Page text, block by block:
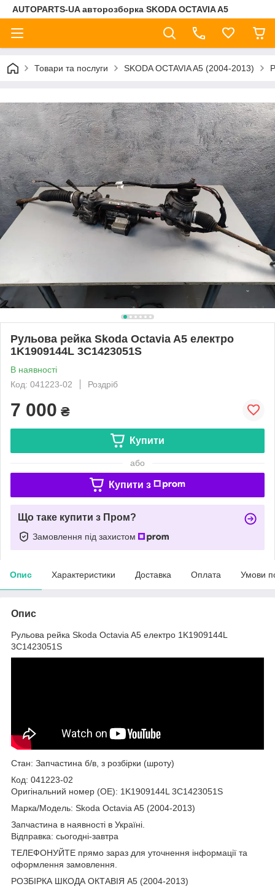
AUTOPARTS-UA авторозборка SKODA OCTAVIA A5
Товари та послуги SKODA OCTAVIA A5 (2004-2013)
Рульова рейка Skoda Octavia A5 електро
1K1909144L 3C1423051S
В наявності
Код: 041223-02
Роздріб
7 000 ₴
Купити
або
Купити з
Що таке купити з Пром?
Замовлення під захистом
Опис Характеристики Доставка Оплата Умови
Опис
Рульова рейка Skoda Octavia A5 електро 1K1909144L
3C1423051S
Стан: Запчастина б/в, з розбірки (шроту)
Код: 041223-02
Оригінальний номер (ОЕ): 1K1909144L 3C1423051S
Марка/Модель: Skoda Octavia A5 (2004-2013)
Запчастина в наявності в Україні.
Відправка: сьогодні-завтра
ТЕЛЕФОНУЙТЕ прямо зараз для уточнення інформації та
оформлення замовлення.
РОЗБІРКА ШКОДА ОКТАВІЯ A5 (2004-2013)